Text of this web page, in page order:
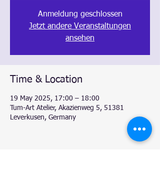
Anmeldung geschlossen
Jetzt andere Veranstaltungen
ansehen
Time & Location
19 May 2025, 17:00 – 18:00
Tum-Art Atelier, Akazienweg 5, 51381
Leverkusen, Germany